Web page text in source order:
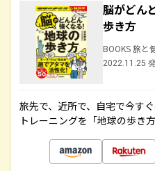
脳がどん
歩き方
BOOKS 旅と
2022.11.25
旅先で、近所で、自宅で今す
トレーニングを「地球の歩き